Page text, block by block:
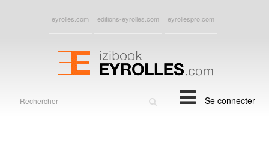
eyrolles.com editions-eyrolles.com eyrollespro.com
Se connecter